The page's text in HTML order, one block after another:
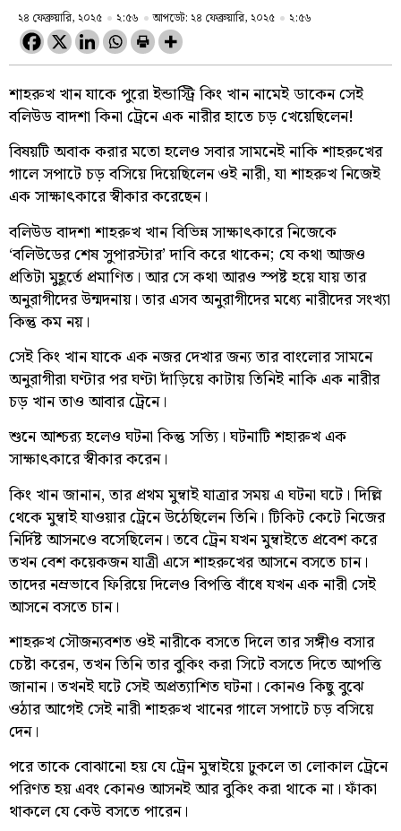
২৪ ফেব্রুয়ারি, ২০২৫ ২:৫৬ আপডেট: ২৪ ফেব্রুয়ারি, ২০২৫ ২:৫৬
শাহরুখ খান যাকে পুরো ইন্ডাস্ট্রি কিং খান নামেই ডাকেন সেই
বলিউড বাদশা কিনা ট্রেনে এক নারীর হাতে চড় খেয়েছিলেন!
বিষয়টি অবাক করার মতো হলেও সবার সামনেই নাকি শাহরুখের
গালে সপাটে চড় বসিয়ে দিয়েছিলেন ওই নারী, যা শাহরুখ নিজেই
এক সাক্ষাৎকারে স্বীকার করেছেন।
বলিউড বাদশা শাহরুখ খান বিভিন্ন সাক্ষাৎকারে নিজেকে
‘বলিউডের শেষ সুপারস্টার’ দাবি করে থাকেন; যে কথা আজও
প্রতিটা মুহূর্তে প্রমাণিত। আর সে কথা আরও স্পষ্ট হয়ে যায় তার
অনুরাগীদের উন্মদনায়। তার এসব অনুরাগীদের মধ্যে নারীদের সংখ্যা
কিন্তু কম নয়।
সেই কিং খান যাকে এক নজর দেখার জন্য তার বাংলোর সামনে
অনুরাগীরা ঘণ্টার পর ঘণ্টা দাঁড়িয়ে কাটায় তিনিই নাকি এক নারীর
চড় খান তাও আবার ট্রেনে।
শুনে আশ্চর‌্য হলেও ঘটনা কিন্তু সত্যি। ঘটনাটি শহারুখ এক
সাক্ষাৎকারে স্বীকার করেন।
কিং খান জানান, তার প্রথম মুম্বাই যাত্রার সময় এ ঘটনা ঘটে। দিল্লি
থেকে মুম্বাই যাওয়ার ট্রেনে উঠেছিলেন তিনি। টিকিট কেটে নিজের
নির্দিষ্ট আসনওে বসেছিলেন। তবে ট্রেন যখন মুম্বাইতে প্রবেশ করে
তখন বেশ কয়েকজন যাত্রী এসে শাহরুখের আসনে বসতে চান।
তাদের নম্রভাবে ফিরিয়ে দিলেও বিপত্তি বাঁধে যখন এক নারী সেই
আসনে বসতে চান।
শাহরুখ সৌজন্যবশত ওই নারীকে বসতে দিলে তার সঙ্গীও বসার
চেষ্টা করেন, তখন তিনি তার বুকিং করা সিটে বসতে দিতে আপত্তি
জানান। তখনই ঘটে সেই অপ্রত্যাশিত ঘটনা। কোনও কিছু বুঝে
ওঠার আগেই সেই নারী শাহরুখ খানের গালে সপাটে চড় বসিয়ে
দেন।
পরে তাকে বোঝানো হয় যে ট্রেন মুম্বাইয়ে ঢুকলে তা লোকাল ট্রেনে
পরিণত হয় এবং কোনও আসনই আর বুকিং করা থাকে না। ফাঁকা
থাকলে যে কেউ বসতে পারেন।